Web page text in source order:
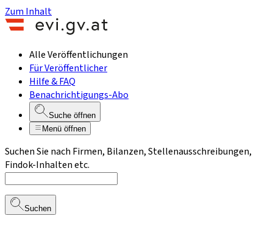
Zum Inhalt
Alle Veröffentlichungen
Für Veröffentlicher
Hilfe & FAQ
Benachrichtigungs-Abo
Suche öffnen
Menü öffnen
Suchen Sie nach Firmen, Bilanzen, Stellenausschreibungen,
Findok-Inhalten etc.
Suchen